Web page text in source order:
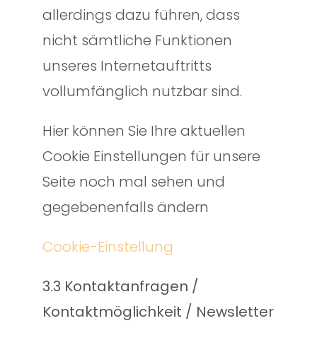
allerdings dazu führen, dass
nicht sämtliche Funktionen
unseres Internetauftritts
vollumfänglich nutzbar sind.
Hier können Sie Ihre aktuellen
Cookie Einstellungen für unsere
Seite noch mal sehen und
gegebenenfalls ändern
Cookie-Einstellung
3.3 Kontaktanfragen /
Kontaktmöglichkeit / Newsletter